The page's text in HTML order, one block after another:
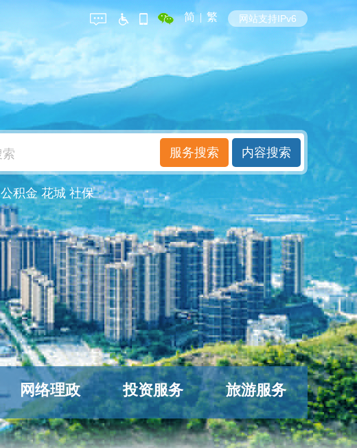
简 | 繁 网站支持IPv6
公积金 花城 社保
网络理政 投资服务 旅游服务